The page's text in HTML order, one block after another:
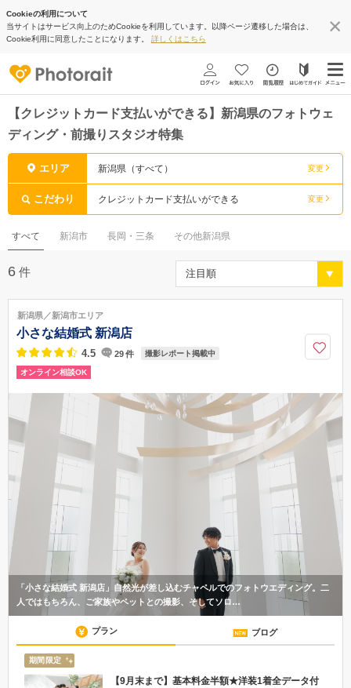
Cookieの利用について
当サイトはサービス向上のためCookieを利用しています。以降ページ遷移した場合は、
Cookie利用に同意したことになります。 詳しくはこちら
【クレジットカード支払いができる】新潟県のフォトウェ
ディング・前撮りスタジオ特集
エリア 新潟県（すべて） 変更
こだわり クレジットカード支払いができる 変更
すべて 新潟市 長岡・三条 その他新潟県
6 件
新潟県／新潟市エリア
小さな結婚式 新潟店
4.5 29件 撮影レポート掲載中
オンライン相談OK
「小さな結婚式 新潟店」自然光が差し込むチャペルでのフォトウエディング。二
人ではもちろん、ご家族やペットとの撮影、そしてソロ…
プラン ブログ
期間限定
【9月末まで】基本料金半額★洋装1着全データ付